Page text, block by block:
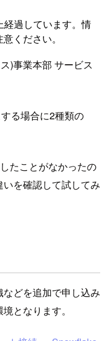
経過しています。情
ください。
)事業本部 サービス
る場合に2種類の
たことがなかったの
を確認して試してみ
どを追加で申し込み
となります。